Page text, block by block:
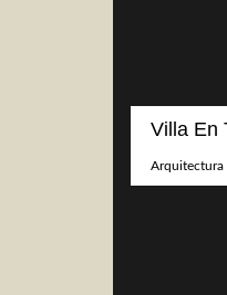
Villa En
Arquitectura